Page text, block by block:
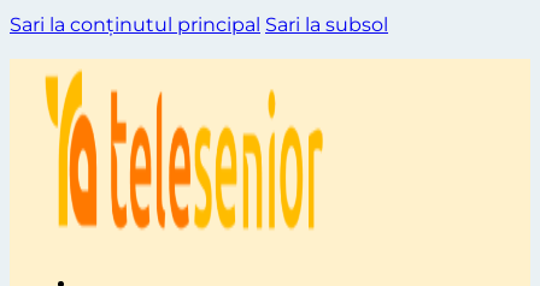
Sari la conținutul principal Sari la subsol